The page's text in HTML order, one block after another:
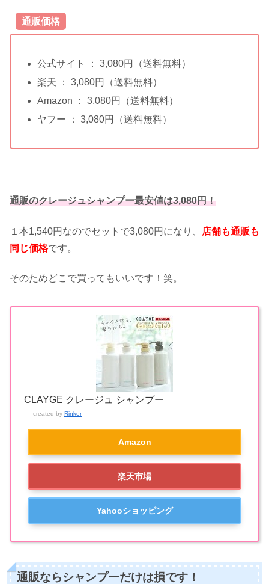
通販価格
公式サイト ： 3,080円（送料無料）
楽天 ： 3,080円（送料無料）
Amazon ： 3,080円（送料無料）
ヤフー ： 3,080円（送料無料）
通販のクレージュシャンプー最安値は3,080円！
１本1,540円なのでセットで3,080円になり、
店舗も通販も
同じ価格です。
そのためどこで買ってもいいです！笑。
CLAYGE クレージュ シャンプー
created by Rinker
Amazon
楽天市場
Yahooショッピング
通販ならシャンプーだけは損です！